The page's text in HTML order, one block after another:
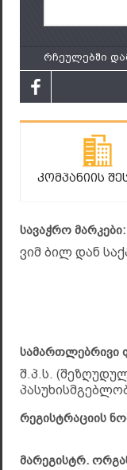
რჩეულებში
Კომპანიის
სავაჭრო მარკები:
ვიმ ბილ დან
სამართლებრივი
შ.პ.ს.
რეგისტრაციის
მარეგისტრ.